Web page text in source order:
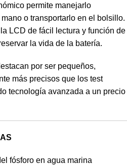
permite manejarlo
o transportarlo en el bolsillo.
LCD de fácil lectura y función de
la vida de la batería.
por ser pequeños,
más precisos que los test
tecnología avanzada a un precio
fósforo en agua marina